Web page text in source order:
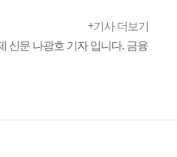
+기사 더보기
신문 나광호 기자 입니다. 금융